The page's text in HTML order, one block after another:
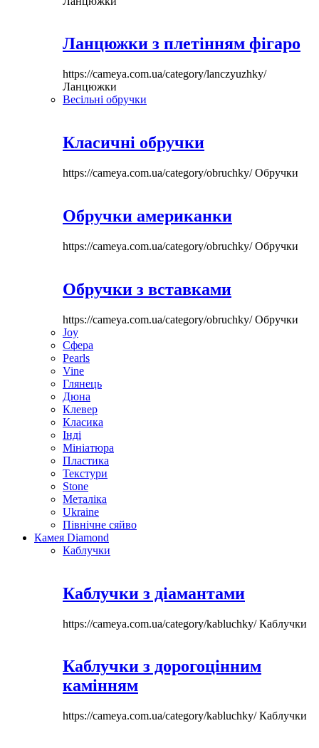
Ланцюжки з плетінням фігаро
https://cameya.com.ua/category/lanczyuzhky/
Ланцюжки
Весільні обручки
Класичні обручки
https://cameya.com.ua/category/obruchky/Обручки
Обручки американки
https://cameya.com.ua/category/obruchky/Обручки
Обручки з вставками
https://cameya.com.ua/category/obruchky/Обручки
Joy
Сфера
Pearls
Vine
Глянець
Дюна
Клевер
Класика
Інді
Мініатюра
Пластика
Текстури
Stone
Металіка
Ukraine
Північне сяйво
Камея Diamond
Каблучки
Каблучки з діамантами
https://cameya.com.ua/category/kabluchky/Каблучки
Каблучки з дорогоцінним
камінням
https://cameya.com.ua/category/kabluchky/Каблучки